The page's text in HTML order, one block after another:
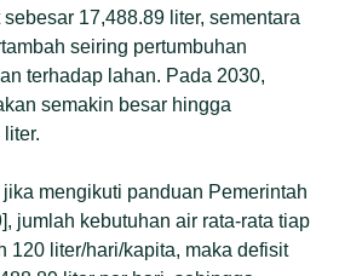
17,488.89 liter, sementara
seiring pertumbuhan
terhadap lahan. Pada 2030,
semakin besar hingga
jika mengikuti panduan Pemerintah
jumlah kebutuhan air rata-rata tiap
120 liter/hari/kapita, maka defisit